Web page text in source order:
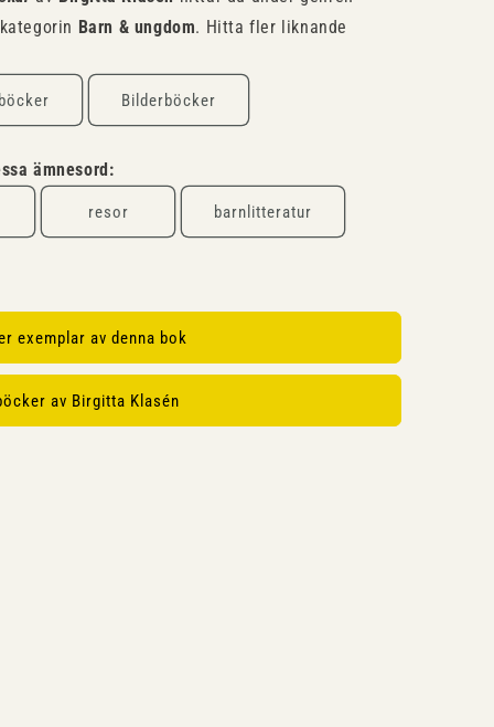
Barn & ungdom. Hitta fler liknande
Bilderböcker
ämnesord:
resor barnlitteratur
exemplar av denna bok
av Birgitta Klasén